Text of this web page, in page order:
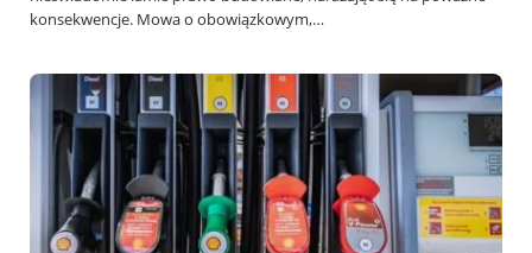
konsekwencje. Mowa o obowiązkowym,…